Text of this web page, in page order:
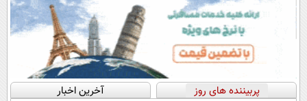
پربیننده های روز آخرین اخبار